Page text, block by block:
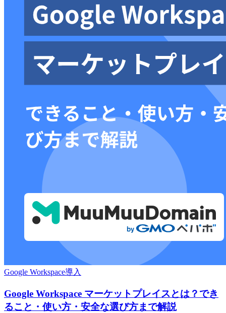
Google Workspace導入
Google Workspace マーケットプレイスとは？でき
ること・使い方・安全な選び方まで解説